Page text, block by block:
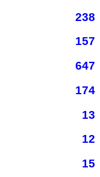
238
157
647
174
13
12
15